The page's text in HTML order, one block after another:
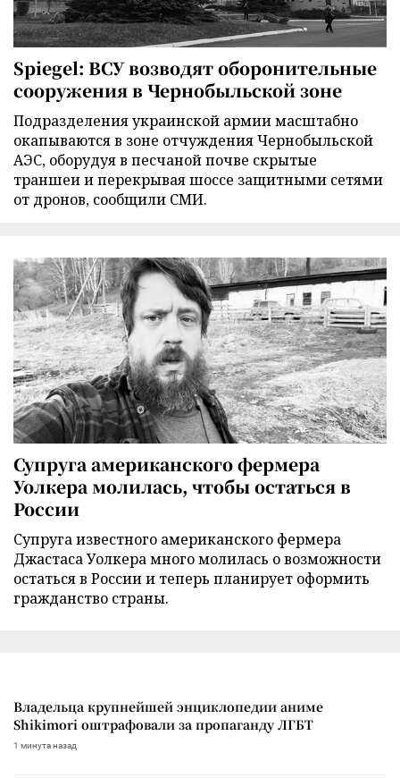
Spiegel: ВСУ возводят оборонительные
сооружения в Чернобыльской зоне
Подразделения украинской армии масштабно
окапываются в зоне отчуждения Чернобыльской
АЭС, оборудуя в песчаной почве скрытые
траншеи и перекрывая шоссе защитными сетями
от дронов, сообщили СМИ.
Супруга американского фермера
Уолкера молилась, чтобы остаться в
России
Супруга известного американского фермера
Джастаса Уолкера много молилась о возможности
остаться в России и теперь планирует оформить
гражданство страны.
Владельца крупнейшей энциклопедии аниме
Shikimori оштрафовали за пропаганду ЛГБТ
1 минута назад